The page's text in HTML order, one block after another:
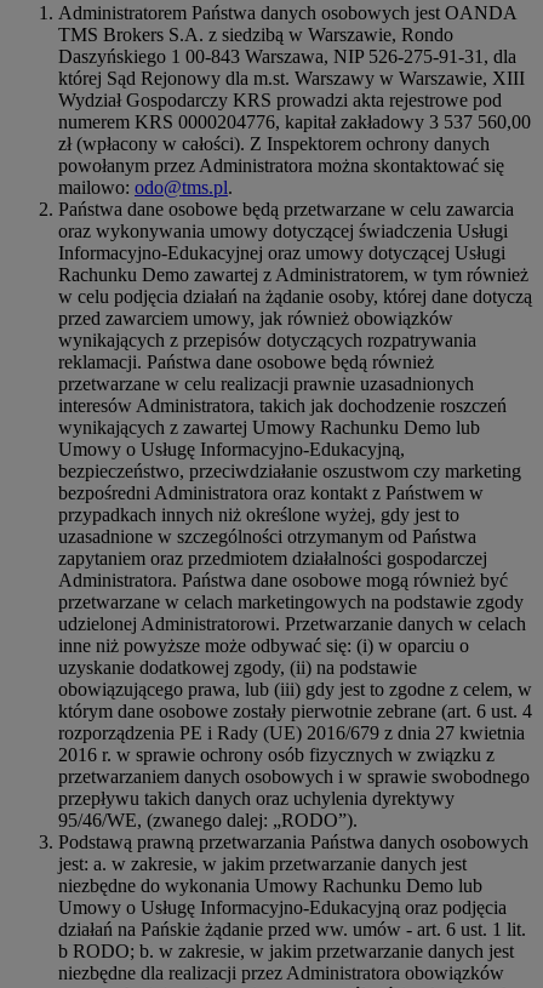
Administratorem Państwa danych osobowych jest OANDA
TMS Brokers S.A. z siedzibą w Warszawie, Rondo
Daszyńskiego 1 00-843 Warszawa, NIP 526-275-91-31, dla
której Sąd Rejonowy dla m.st. Warszawy w Warszawie, XIII
Wydział Gospodarczy KRS prowadzi akta rejestrowe pod
numerem KRS 0000204776, kapitał zakładowy 3 537 560,00
zł (wpłacony w całości). Z Inspektorem ochrony danych
powołanym przez Administratora można skontaktować się
mailowo: odo@tms.pl.
Państwa dane osobowe będą przetwarzane w celu zawarcia
oraz wykonywania umowy dotyczącej świadczenia Usługi
Informacyjno-Edukacyjnej oraz umowy dotyczącej Usługi
Rachunku Demo zawartej z Administratorem, w tym również
w celu podjęcia działań na żądanie osoby, której dane dotyczą
przed zawarciem umowy, jak również obowiązków
wynikających z przepisów dotyczących rozpatrywania
reklamacji. Państwa dane osobowe będą również
przetwarzane w celu realizacji prawnie uzasadnionych
interesów Administratora, takich jak dochodzenie roszczeń
wynikających z zawartej Umowy Rachunku Demo lub
Umowy o Usługę Informacyjno-Edukacyjną,
bezpieczeństwo, przeciwdziałanie oszustwom czy marketing
bezpośredni Administratora oraz kontakt z Państwem w
przypadkach innych niż określone wyżej, gdy jest to
uzasadnione w szczególności otrzymanym od Państwa
zapytaniem oraz przedmiotem działalności gospodarczej
Administratora. Państwa dane osobowe mogą również być
przetwarzane w celach marketingowych na podstawie zgody
udzielonej Administratorowi. Przetwarzanie danych w celach
inne niż powyższe może odbywać się: (i) w oparciu o
uzyskanie dodatkowej zgody, (ii) na podstawie
obowiązującego prawa, lub (iii) gdy jest to zgodne z celem, w
którym dane osobowe zostały pierwotnie zebrane (art. 6 ust. 4
rozporządzenia PE i Rady (UE) 2016/679 z dnia 27 kwietnia
2016 r. w sprawie ochrony osób fizycznych w związku z
przetwarzaniem danych osobowych i w sprawie swobodnego
przepływu takich danych oraz uchylenia dyrektywy
95/46/WE, (zwanego dalej: „RODO”).
Podstawą prawną przetwarzania Państwa danych osobowych
jest: a. w zakresie, w jakim przetwarzanie danych jest
niezbędne do wykonania Umowy Rachunku Demo lub
Umowy o Usługę Informacyjno-Edukacyjną oraz podjęcia
działań na Pańskie żądanie przed ww. umów - art. 6 ust. 1 lit.
b RODO; b. w zakresie, w jakim przetwarzanie danych jest
niezbędne dla realizacji przez Administratora obowiązków